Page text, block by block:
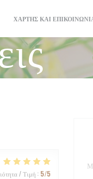
((ΑΝΟΊΓΕΙ ΣΕ ΝΈΟ ΠΑΡΆΘΥΡΟ))
((ΑΝΟΊΓΕΙ ΣΕ ΝΈΟ
ΧΆΡΤΗΣ ΚΑΙ
/ Τιμή : 5/5